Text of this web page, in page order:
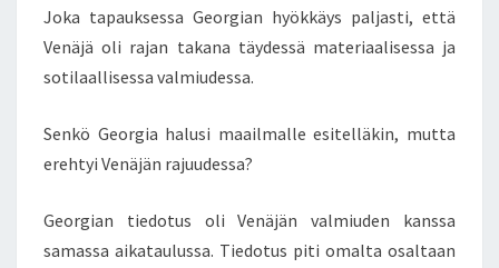
E
T
T
Ä
Ä
L
Joka tapauksessa Georgian hyökkäys paljasti, että
Venäjä oli rajan takana täydessä materiaalisessa ja
sotilaallisessa valmiudessa.
Senkö Georgia halusi maailmalle esitelläkin, mutta
erehtyi Venäjän rajuudessa?
Georgian tiedotus oli Venäjän valmiuden kanssa
samassa aikataulussa. Tiedotus piti omalta osaltaan